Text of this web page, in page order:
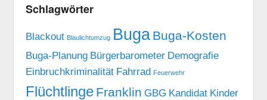
Schlagwörter
Blackout Blaulichtumzug Buga Buga-Kosten
Buga-Planung Bürgerbarometer Demografie
Einbruchkriminalität Fahrrad Feuerwehr
Flüchtlinge Franklin GBG Kandidat Kinder